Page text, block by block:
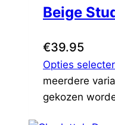
Beige
€39.95
Opties
meerdere
gekozen